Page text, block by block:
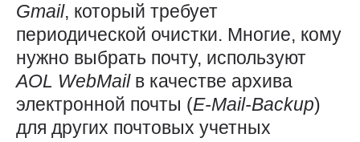
Gmail, который требует
периодической очистки. Многие, кому
нужно выбрать почту, используют
AOL WebMail в качестве архива
электронной почты (E-Mail-Backup)
для других почтовых учетных